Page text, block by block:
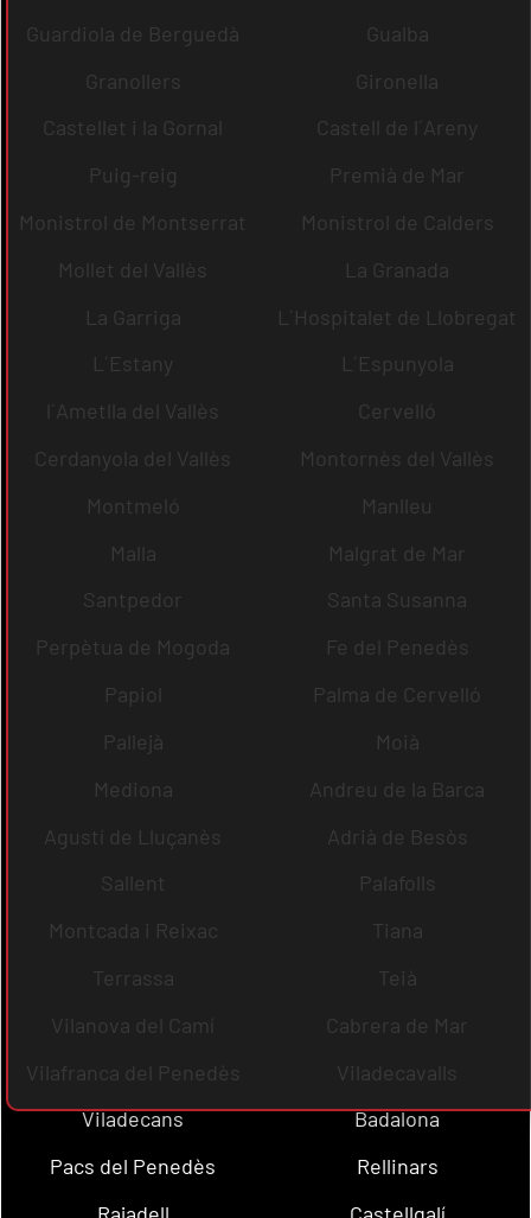
Guardiola de Berguedà
Gualba
Granollers
Gironella
Castellet i la Gornal
Castell de l´Areny
Puig-reig
Premià de Mar
Monistrol de Montserrat
Monistrol de Calders
Mollet del Vallès
La Granada
La Garriga
L´Hospitalet de Llobregat
L´Estany
L´Espunyola
l´Ametlla del Vallès
Cervelló
Cerdanyola del Vallès
Montornès del Vallès
Montmeló
Manlleu
Malla
Malgrat de Mar
Santpedor
Santa Susanna
Perpètua de Mogoda
Fe del Penedès
Papiol
Palma de Cervelló
Pallejà
Moià
Mediona
Andreu de la Barca
Agustí de Lluçanès
Adrià de Besòs
Sallent
Palafolls
Montcada i Reixac
Tiana
Terrassa
Teià
Vilanova del Camí
Cabrera de Mar
Vilafranca del Penedès
Viladecavalls
Viladecans
Badalona
Pacs del Penedès
Rellinars